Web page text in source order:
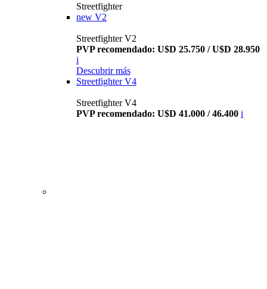
Streetfighter
new V2
Streetfighter V2
PVP recomendado: U$D 25.750 / U$D 28.950
i
Descubrir más
Streetfighter V4
Streetfighter V4
PVP recomendado: U$D 41.000 / 46.400 i